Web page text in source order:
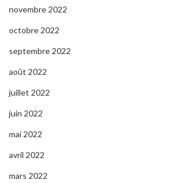
novembre 2022
octobre 2022
septembre 2022
août 2022
juillet 2022
juin 2022
mai 2022
avril 2022
mars 2022